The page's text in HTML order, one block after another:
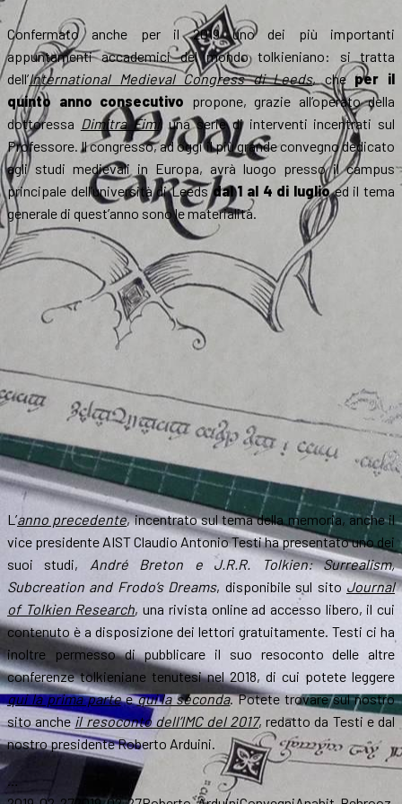
Confermato anche per il 2019 uno dei più importanti
appuntamenti accademici del mondo tolkieniano: si tratta
dell’International Medieval Congress di Leeds, cheper il
quinto anno consecutivo propone, grazie all’operato della
dottoressa Dimitra Fimi, una serie di interventi incentrati sul
Professore. Il congresso, ad oggi il più grande convegno dedicato
agli studi medievali in Europa, avrà luogo presso il campus
principale dell’università di Leedsdal 1 al 4 di luglioed il tema
generale di quest’anno sono le materialità.
L’anno precedente, incentrato sul tema della memoria, anche il
vice presidente AIST Claudio Antonio Testi ha presentato uno dei
suoi studi, André Breton e J.R.R. Tolkien: Surrealism,
Subcreation and Frodo’s Dreams, disponibile sul sito Journal
of Tolkien Research, una rivista online ad accesso libero, il cui
contenuto è a disposizione dei lettori gratuitamente. Testi ci ha
inoltre permesso di pubblicare il suo resoconto delle altre
conferenze tolkieniane tenutesi nel 2018, di cui potete leggere
qui la prima parteequi la seconda. Potete trovare sul nostro
sito anche il resoconto dell’IMC del 2017, redatto da Testi e dal
nostro presidente Roberto Arduini.
…